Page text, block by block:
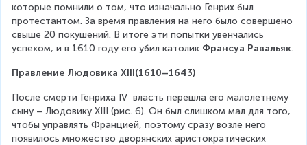
которые помнили о том, что изначально Генрих был
протестантом. За время правления на него было совершено
свыше 20 покушений. В итоге эти попытки увенчались
успехом, и в 1610 году его убил католик Франсуа Равальяк.
Правление Людовика XIII(1610–1643)
После смерти Генриха IV  власть перешла его малолетнему
сыну – Людовику XIII (рис. 6). Он был слишком мал для того,
чтобы управлять Францией, поэтому сразу возле него
появилось множество дворянских аристократических